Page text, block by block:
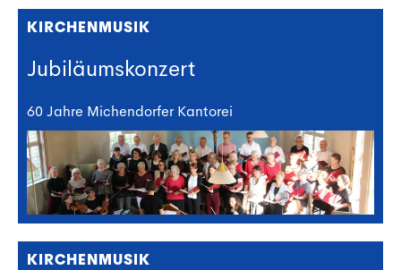
KIRCHENMUSIK
Jubiläumskonzert
60 Jahre Michendorfer Kantorei
KIRCHENMUSIK